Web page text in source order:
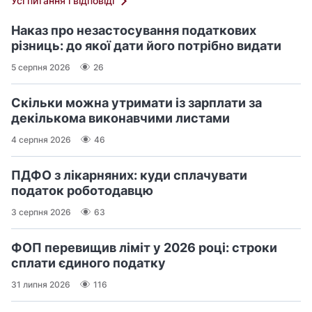
Наказ про незастосування податкових
різниць: до якої дати його потрібно видати
5 серпня 2026 26
Скільки можна утримати із зарплати за
декількома виконавчими листами
4 серпня 2026 46
ПДФО з лікарняних: куди сплачувати
податок роботодавцю
3 серпня 2026 63
ФОП перевищив ліміт у 2026 році: строки
сплати єдиного податку
31 липня 2026 116